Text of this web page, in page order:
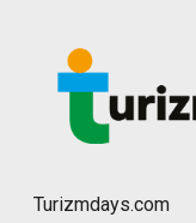
Turizmdays.com